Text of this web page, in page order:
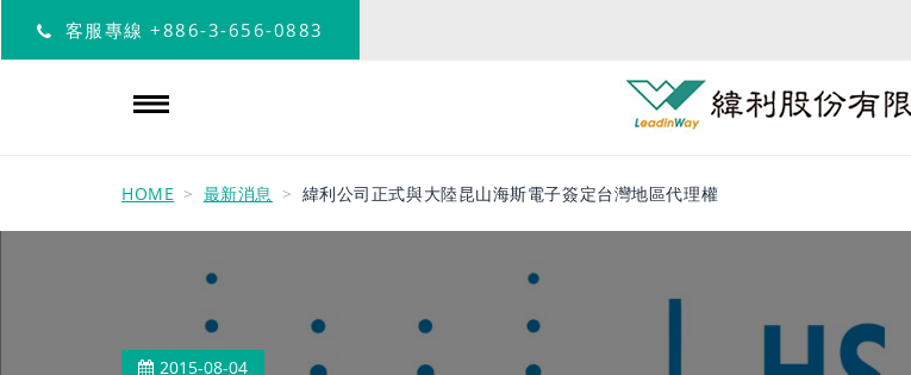
客服專線 +886-3-656-0883
HOME 最新消息 緯利公司正式與大陸昆山海斯電子簽定台灣地區代理權
2015-08-04